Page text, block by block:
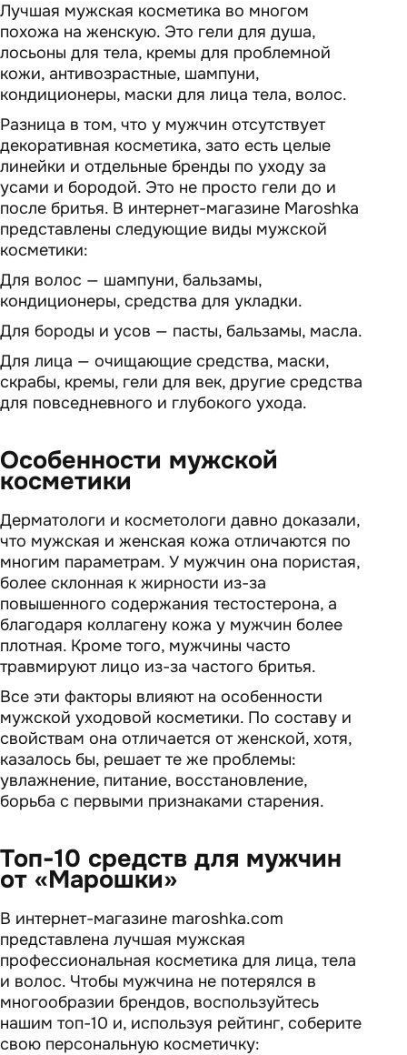
Лучшая мужская косметика во многом
похожа на женскую. Это гели для душа,
лосьоны для тела, кремы для проблемной
кожи, антивозрастные, шампуни,
кондиционеры, маски для лица тела, волос.
Разница в том, что у мужчин отсутствует
декоративная косметика, зато есть целые
линейки и отдельные бренды по уходу за
усами и бородой. Это не просто гели до и
после бритья. В интернет-магазине Maroshka
представлены следующие виды мужской
косметики:
Для волос — шампуни, бальзамы,
кондиционеры, средства для укладки.
Для бороды и усов — пасты, бальзамы, масла.
Для лица — очищающие средства, маски,
скрабы, кремы, гели для век, другие средства
для повседневного и глубокого ухода.
Особенности мужской
косметики
Дерматологи и косметологи давно доказали,
что мужская и женская кожа отличаются по
многим параметрам. У мужчин она пористая,
более склонная к жирности из-за
повышенного содержания тестостерона, а
благодаря коллагену кожа у мужчин более
плотная. Кроме того, мужчины часто
травмируют лицо из-за частого бритья.
Все эти факторы влияют на особенности
мужской уходовой косметики. По составу и
свойствам она отличается от женской, хотя,
казалось бы, решает те же проблемы:
увлажнение, питание, восстановление,
борьба с первыми признаками старения.
Топ-10 средств для мужчин
от «Марошки»
В интернет-магазине maroshka.com
представлена лучшая мужская
профессиональная косметика для лица, тела
и волос. Чтобы мужчина не потерялся в
многообразии брендов, воспользуйтесь
нашим топ-10 и, используя рейтинг, соберите
свою персональную косметичку: